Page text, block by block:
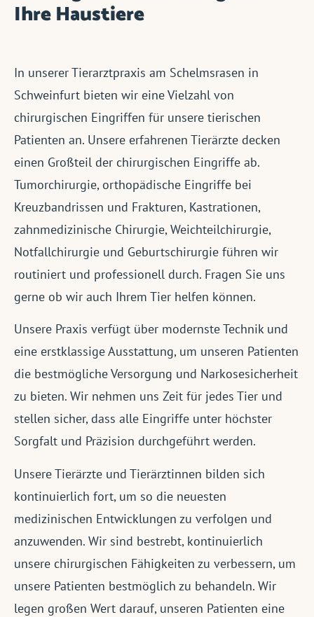
Ihre Haustiere
In unserer Tierarztpraxis am Schelmsrasen in
Schweinfurt bieten wir eine Vielzahl von
chirurgischen Eingriffen für unsere tierischen
Patienten an. Unsere erfahrenen Tierärzte decken
einen Großteil der chirurgischen Eingriffe ab.
Tumorchirurgie, orthopädische Eingriffe bei
Kreuzbandrissen und Frakturen, Kastrationen,
zahnmedizinische Chirurgie, Weichteilchirurgie,
Notfallchirurgie und Geburtschirurgie führen wir
routiniert und professionell durch. Fragen Sie uns
gerne ob wir auch Ihrem Tier helfen können.
Unsere Praxis verfügt über modernste Technik und
eine erstklassige Ausstattung, um unseren Patienten
die bestmögliche Versorgung und Narkosesicherheit
zu bieten. Wir nehmen uns Zeit für jedes Tier und
stellen sicher, dass alle Eingriffe unter höchster
Sorgfalt und Präzision durchgeführt werden.
Unsere Tierärzte und Tierärztinnen bilden sich
kontinuierlich fort, um so die neuesten
medizinischen Entwicklungen zu verfolgen und
anzuwenden. Wir sind bestrebt, kontinuierlich
unsere chirurgischen Fähigkeiten zu verbessern, um
unsere Patienten bestmöglich zu behandeln. Wir
legen großen Wert darauf, unseren Patienten eine